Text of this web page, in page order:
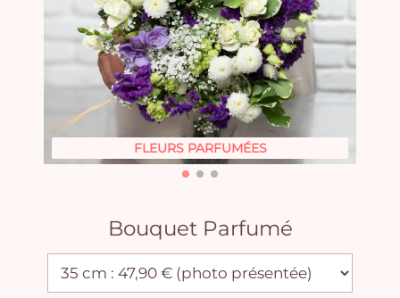
FLEURS PARFUMÉES
Bouquet Parfumé